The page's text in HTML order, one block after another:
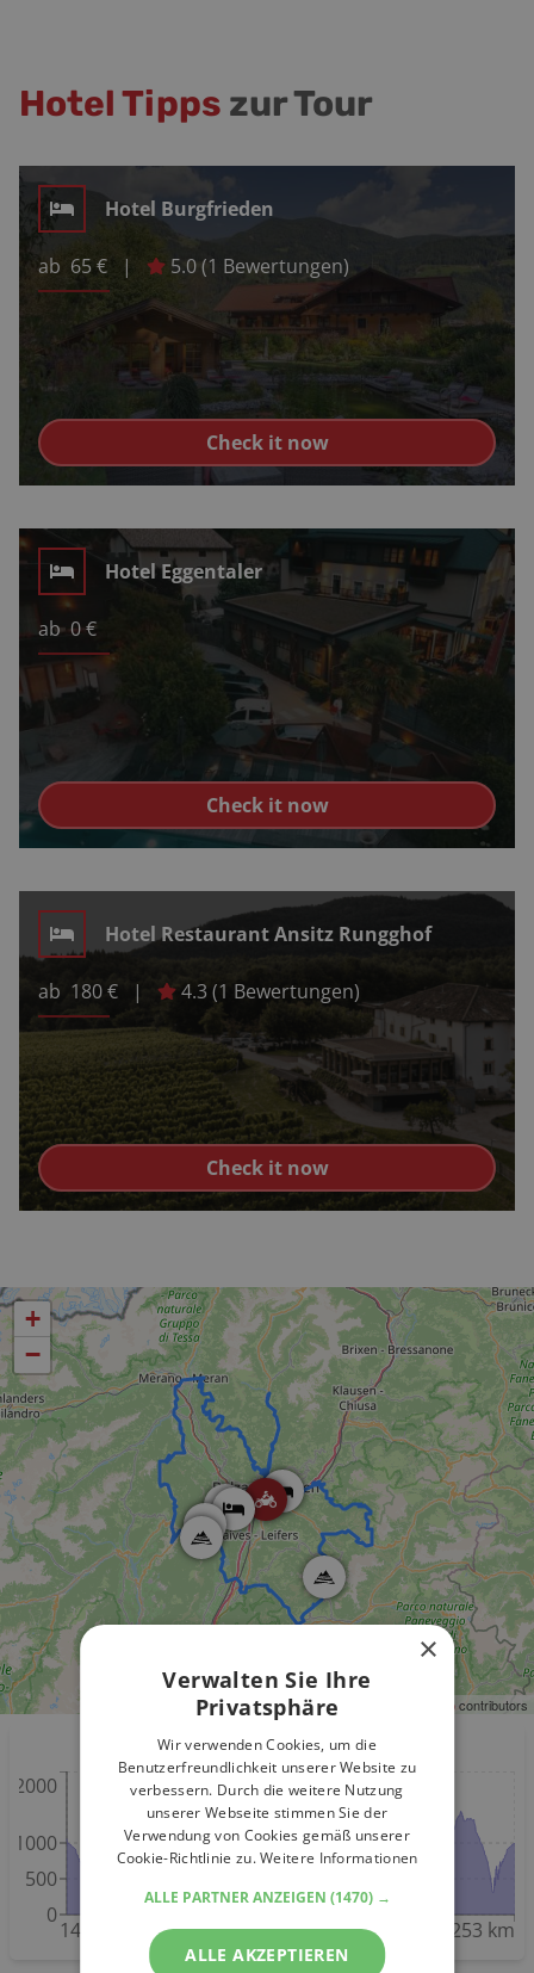
Hotel Tipps zur Tour
Hotel Burgfrieden
ab 65€ | 5.0(1 Bewertungen)
Check it now
Hotel Eggentaler
ab 0€
Check it now
Hotel Restaurant Ansitz Rungghof
ab 180€ | 4.3 (1 Bewertungen)
Check it now
+
−
Leaflet OpenStreetMapcontributors
Höhenmeter
14 km 50 km 79 km 115 km 152 km 194 km 253 km
0
500
1000
2000
×
Verwalten Sie Ihre
Privatsphäre
Wir verwenden Cookies, um die
Benutzerfreundlichkeit unserer Website zu
verbessern. Durch die weitere Nutzung
unserer Webseite stimmen Sie der
Verwendung von Cookies gemäß unserer
Cookie-Richtlinie zu.Weitere Informationen
ALLE PARTNER ANZEIGEN (1470) →
ALLE AKZEPTIEREN